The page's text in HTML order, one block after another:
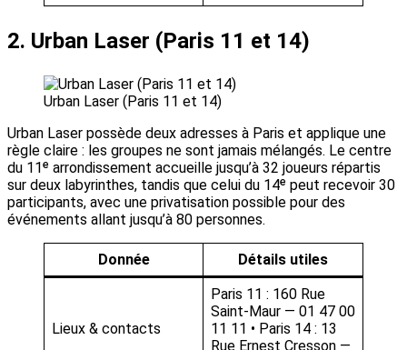
2. Urban Laser (Paris 11 et 14)
Urban Laser (Paris 11 et 14)
Urban Laser possède deux adresses à Paris et applique une
règle claire : les groupes ne sont jamais mélangés. Le centre
du 11ᵉ arrondissement accueille jusqu’à 32 joueurs répartis
sur deux labyrinthes, tandis que celui du 14ᵉ peut recevoir 30
participants, avec une privatisation possible pour des
événements allant jusqu’à 80 personnes.
Donnée Détails utiles
Lieux & contacts
Paris 11 : 160 Rue
Saint-Maur — 01 47 00
11 11 • Paris 14 : 13
Rue Ernest Cresson —